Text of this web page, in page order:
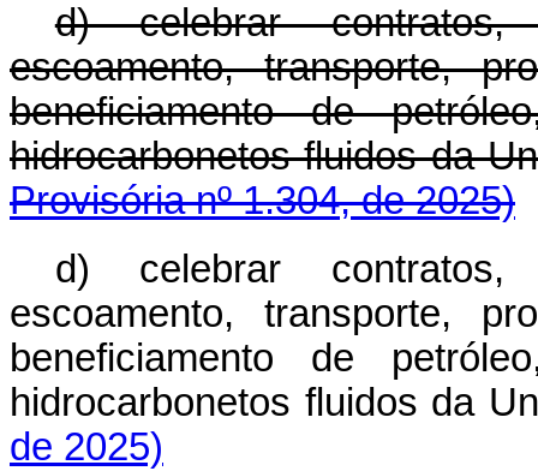
d) celebrar
escoamento, transporte,
beneficiamento de
hidrocarbonetos fluidos
Provisória nº 1.304, de 2025)
d) celebrar
escoamento, transporte,
beneficiamento de
hidrocarbonetos fluidos
de 2025)